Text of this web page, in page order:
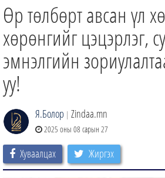
ӨГЛӨӨНИЙ СОНИН
АУДИО ЗОХИОЛ
ЗИНДАА СЭТГҮҮЛ
Өр төлбөрт авсан үл
хөрөнгийг цэцэрлэг,
эмнэлгийн
уу!
Я.Болор | Zindaa.mn
2025 оны 08 сарын 27
Хуваалцах Жиргэх